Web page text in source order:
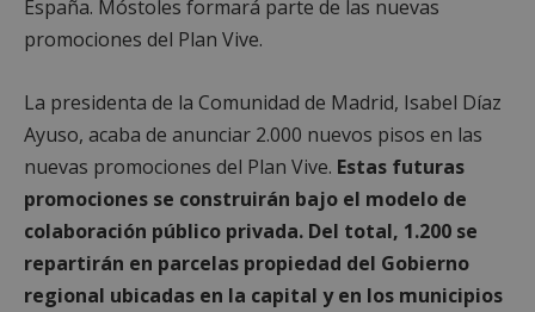
España. Móstoles formará parte de las nuevas
promociones del Plan Vive.
La presidenta de la Comunidad de Madrid, Isabel Díaz
Ayuso, acaba de anunciar 2.000 nuevos pisos en las
nuevas promociones del Plan Vive. Estas futuras
promociones se construirán bajo el modelo de
colaboración público privada. Del total, 1.200 se
repartirán en parcelas propiedad del Gobierno
regional ubicadas en la capital y en los municipios